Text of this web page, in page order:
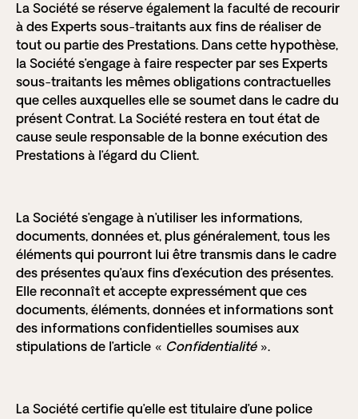
La Société se réserve également la faculté de recourir
à des Experts sous-traitants aux fins de réaliser de
tout ou partie des Prestations. Dans cette hypothèse,
la Société s’engage à faire respecter par ses Experts
sous-traitants les mêmes obligations contractuelles
que celles auxquelles elle se soumet dans le cadre du
présent Contrat. La Société restera en tout état de
cause seule responsable de la bonne exécution des
Prestations à l’égard du Client.
La Société s’engage à n’utiliser les informations,
documents, données et, plus généralement, tous les
éléments qui pourront lui être transmis dans le cadre
des présentes qu’aux fins d’exécution des présentes.
Elle reconnaît et accepte expressément que ces
documents, éléments, données et informations sont
des informations confidentielles soumises aux
stipulations de l’article « Confidentialité».
La Société certifie qu’elle est titulaire d’une police